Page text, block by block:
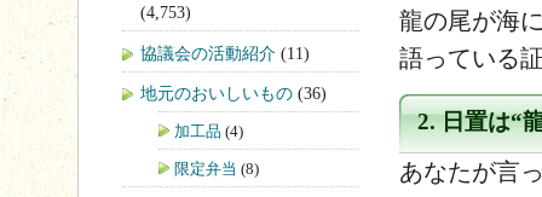
龍の尾が海
語っている
2. 日置は“
あなたが言
(4,753)
協議会の活動紹介 (11)
地元のおいしいもの (36)
加工品 (4)
限定弁当 (8)